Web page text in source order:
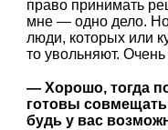
право принимать
мне — одно дело.
люди, которых или
то увольняют.
— Хорошо, тогда
готовы
будь у вас